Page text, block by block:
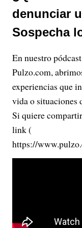
denunciar
Sospecha
En nuestro
Pulzo.com,
experiencias que
vida o situaciones
Si quiere
link (
https://